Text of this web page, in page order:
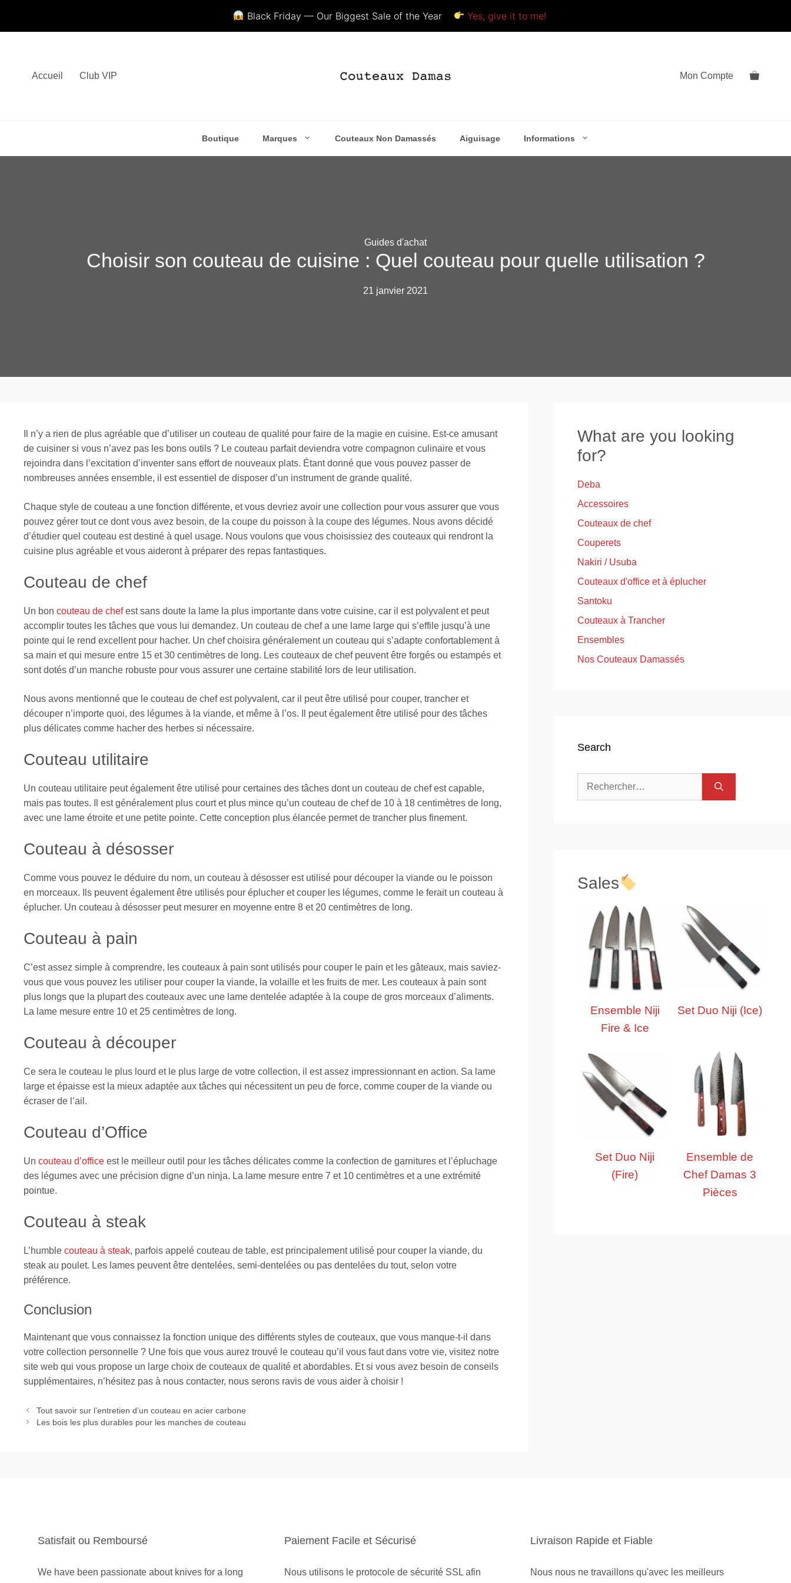
Black Friday — Our Biggest Sale of the Year Yes, give it to me!
Accueil Club VIP Mon Compte
Boutique Marques Couteaux Non Damassés Aiguisage Informations
Guides d'achat
Choisir son couteau de cuisine : Quel couteau pour quelle utilisation ?
21 janvier 2021
Il n’y a rien de plus agréable que d’utiliser un couteau de qualité pour faire de la magie en cuisine. Est-ce amusant
de cuisiner si vous n’avez pas les bons outils ? Le couteau parfait deviendra votre compagnon culinaire et vous
rejoindra dans l’excitation d’inventer sans effort de nouveaux plats. Étant donné que vous pouvez passer de
nombreuses années ensemble, il est essentiel de disposer d’un instrument de grande qualité.
Chaque style de couteau a une fonction différente, et vous devriez avoir une collection pour vous assurer que vous
pouvez gérer tout ce dont vous avez besoin, de la coupe du poisson à la coupe des légumes. Nous avons décidé
d’étudier quel couteau est destiné à quel usage. Nous voulons que vous choisissiez des couteaux qui rendront la
cuisine plus agréable et vous aideront à préparer des repas fantastiques.
Couteau de chef
Un bon couteau de chefest sans doute la lame la plus importante dans votre cuisine, car il est polyvalent et peut
accomplir toutes les tâches que vous lui demandez. Un couteau de chef a une lame large qui s’effile jusqu’à une
pointe qui le rend excellent pour hacher. Un chef choisira généralement un couteau qui s’adapte confortablement à
sa main et qui mesure entre 15 et 30 centimètres de long. Les couteaux de chef peuvent être forgés ou estampés et
sont dotés d’un manche robuste pour vous assurer une certaine stabilité lors de leur utilisation.
Nous avons mentionné que le couteau de chef est polyvalent, car il peut être utilisé pour couper, trancher et
découper n’importe quoi, des légumes à la viande, et même à l’os. Il peut également être utilisé pour des tâches
plus délicates comme hacher des herbes si nécessaire.
Couteau utilitaire
Un couteau utilitaire peut également être utilisé pour certaines des tâches dont un couteau de chef est capable,
mais pas toutes. Il est généralement plus court et plus mince qu’un couteau de chef de 10 à 18 centimètres de long,
avec une lame étroite et une petite pointe. Cette conception plus élancée permet de trancher plus finement.
Couteau à désosser
Comme vous pouvez le déduire du nom, un couteau à désosser est utilisé pour découper la viande ou le poisson
en morceaux. Ils peuvent également être utilisés pour éplucher et couper les légumes, comme le ferait un couteau à
éplucher. Un couteau à désosser peut mesurer en moyenne entre 8 et 20 centimètres de long.
Couteau à pain
C’est assez simple à comprendre, les couteaux à pain sont utilisés pour couper le pain et les gâteaux, mais saviez-
vous que vous pouvez les utiliser pour couper la viande, la volaille et les fruits de mer. Les couteaux à pain sont
plus longs que la plupart des couteaux avec une lame dentelée adaptée à la coupe de gros morceaux d’aliments.
La lame mesure entre 10 et 25 centimètres de long.
Couteau à découper
Ce sera le couteau le plus lourd et le plus large de votre collection, il est assez impressionnant en action. Sa lame
large et épaisse est la mieux adaptée aux tâches qui nécessitent un peu de force, comme couper de la viande ou
écraser de l’ail.
Couteau d’Office
Un couteau d’office est le meilleur outil pour les tâches délicates comme la confection de garnitures et l’épluchage
des légumes avec une précision digne d’un ninja. La lame mesure entre 7 et 10 centimètres et a une extrémité
pointue.
Couteau à steak
L’humble couteau à steak, parfois appelé couteau de table, est principalement utilisé pour couper la viande, du
steak au poulet. Les lames peuvent être dentelées, semi-dentelées ou pas dentelées du tout, selon votre
préférence.
Conclusion
Maintenant que vous connaissez la fonction unique des différents styles de couteaux, que vous manque-t-il dans
votre collection personnelle ? Une fois que vous aurez trouvé le couteau qu’il vous faut dans votre vie, visitez notre
site web qui vous propose un large choix de couteaux de qualité et abordables. Et si vous avez besoin de conseils
supplémentaires, n’hésitez pas à nous contacter, nous serons ravis de vous aider à choisir !
Tout savoir sur l’entretien d’un couteau en acier carbone
Les bois les plus durables pour les manches de couteau
What are you looking
for?
Deba
Accessoires
Couteaux de chef
Couperets
Nakiri / Usuba
Couteaux d'office et à éplucher
Santoku
Couteaux à Trancher
Ensembles
Nos Couteaux Damassés
Search
Sales
Ensemble Niji
Fire & Ice
Set Duo Niji (Ice)
Set Duo Niji
(Fire)
Ensemble de
Chef Damas 3
Pièces
Satisfait ou Remboursé
We have been passionate about knives for a long
Paiement Facile et Sécurisé
Nous utilisons le protocole de sécurité SSL afin
Livraison Rapide et Fiable
Nous nous ne travaillons qu'avec les meilleurs